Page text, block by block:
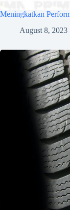
Meningkatkan
August 8, 2023